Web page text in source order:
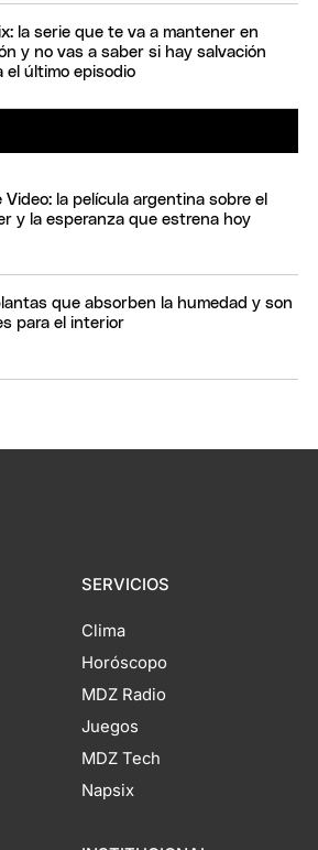
la serie que te va a mantener en
y no vas a saber si hay salvación
el último episodio
Video: la película argentina sobre el
y la esperanza que estrena hoy
que absorben la humedad y son
para el interior
SERVICIOS
Clima
Horóscopo
MDZ Radio
Juegos
MDZ Tech
Napsix